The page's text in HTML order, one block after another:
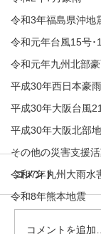
令和3年福島県沖地
令和元年台風15号･
令和元年九州北部
平成30年西日本豪雨
平成30年大阪台風
平成30年大阪北部
その他の災害支援
令和7年九州大雨水
令和8年熊本地震
コメント
コメントを追加…